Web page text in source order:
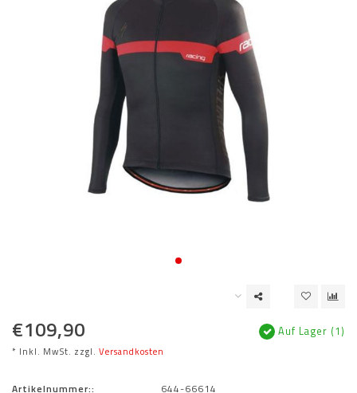
€109,90
* Inkl. MwSt. zzgl. Versandkosten
Auf Lager (1)
Artikelnummer::
644-66614